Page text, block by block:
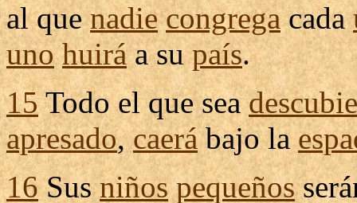
al quenadie congregacada
uno huiráa supaís.
15Todo el que sea
apresado,caerábajo la
16Susniños pequeños